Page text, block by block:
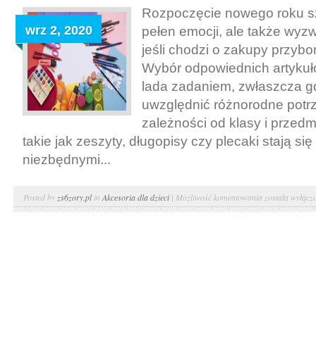
wrz 2, 2020
Rozpoczęcie nowego roku
pełen emocji, ale także
jeśli chodzi o zakupy
Wybór odpowiednich
lada zadaniem, zwłaszcza
uwzględnić różnorodne
zależności od klasy i
takie jak zeszyty, długopisy czy plecaki stają
niezbędnymi...
Posted by zs6zory.plin Akcesoria dla dzieci| Możliwość komentowania Przybory
szkolne
została